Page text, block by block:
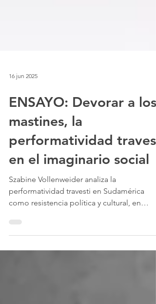
ENSAYO: Devorar a los
mastines, la
performatividad travesti
en el imaginario social
Szabine Vollenweider analiza la
performatividad travesti en Sudamérica
como resistencia política y cultural, en
diálogo con memorias colectivas y futuros